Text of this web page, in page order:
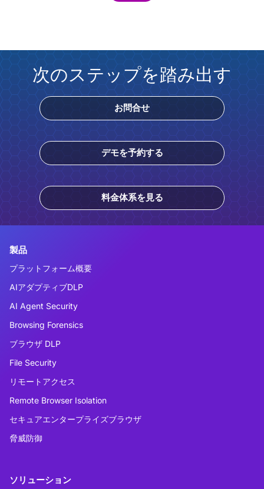
次のステップを踏み出す
お問合せ
デモを予約する
料金体系を見る
製品
プラットフォーム概要
AIアダプティブDLP
AI Agent Security
Browsing Forensics
ブラウザ DLP
File Security
リモートアクセス
Remote Browser Isolation
セキュアエンタープライズブラウザ
脅威防御
ソリューション